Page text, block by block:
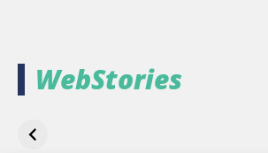
WebStories
Sustentabilidade
saúde
Remuneração